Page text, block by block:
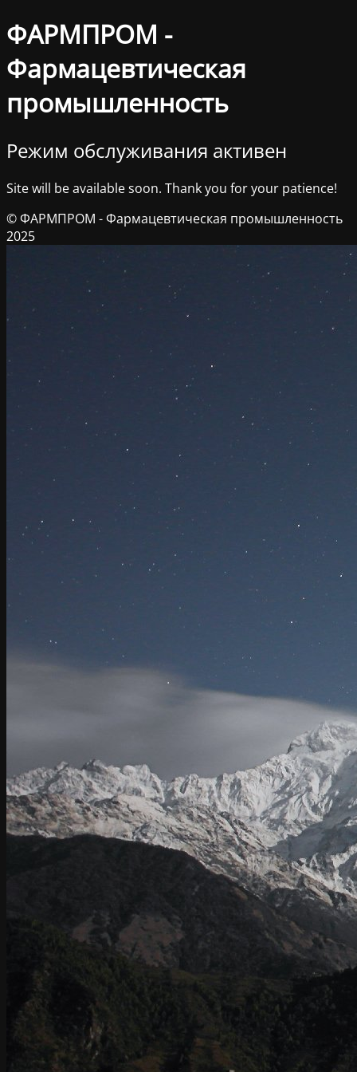
ФАРМПРОМ -
Фармацевтическая
промышленность
Режим обслуживания активен
Site will be available soon. Thank you for your patience!
© ФАРМПРОМ - Фармацевтическая промышленность
2025